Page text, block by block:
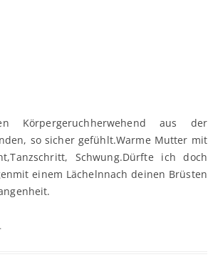
Körpergeruchherwehend aus der
so sicher gefühlt.Warme Mutter mit
Schwung.Dürfte ich doch
einem Lächelnnach deinen Brüsten